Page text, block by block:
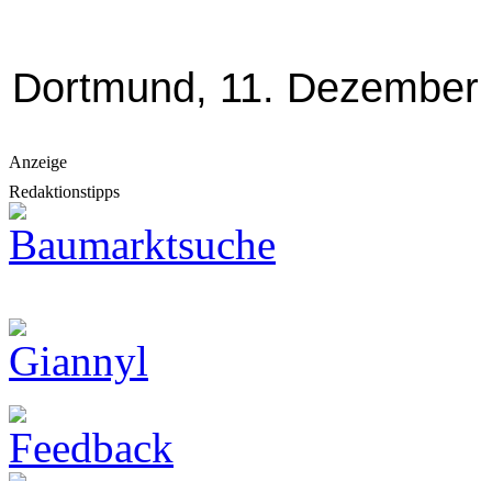
Dortmund, 11. Dezember
Anzeige
Redaktionstipps